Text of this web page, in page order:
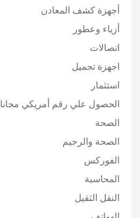
أجهزة كشف المعادن
أزياء وعطور
اتصالات
اجهزة تجميل
استثمار
الحصول علي رقم أمريكي مجانا
الصحة
الصحة والرجيم
الفوركس
المحاسبة
النقل الثقيل